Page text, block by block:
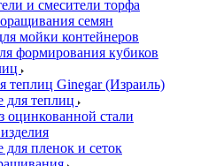
и смесители торфа
семян
мойки контейнеров
формирования кубиков
теплиц Ginegar (Израиль)
теплиц
оцинкованной стали
для пленок и сеток